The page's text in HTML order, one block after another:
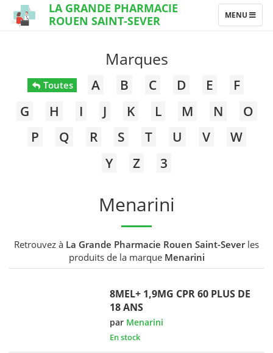
LA GRANDE PHARMACIE
ROUEN SAINT-SEVER
TOGGLE
NAVIGATION
MENU
Marques
Toutes A B C D E
F
G
H I J K L M N
O
P
Q R S T U V
W
Y
Z 3
Menarini
Retrouvez à La Grande Pharmacie Rouen Saint-Severles
produits de la marque Menarini
8MEL+ 1,9MG CPR 60 PLUS DE
18 ANS
par Menarini
En stock